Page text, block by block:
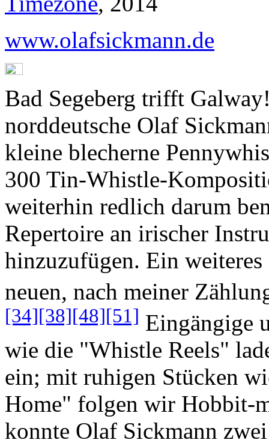
www.olafsickmann.de
Bad Segeberg trifft
norddeutsche Olaf
kleine blecherne
300 Tin-Whistle-
weiterhin redlich darum
Repertoire an irischer
hinzuzufügen. Ein
neuen, nach meiner
[34][38][48][51] Eingängige
wie die "Whistle Reels"
ein; mit ruhigen Stücken
Home" folgen wir Hobbit-
konnte Olaf Sickmann